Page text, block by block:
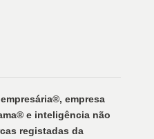
empresa
e inteligência não
registadas da